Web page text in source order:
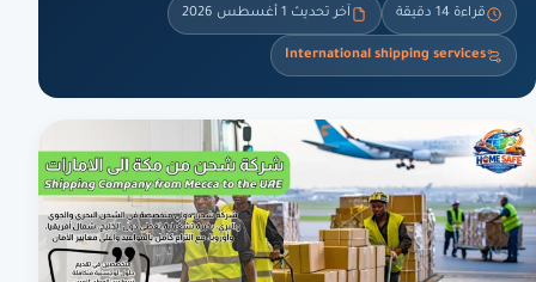
قراءة 14 دقيقة آخر تحديث 1 أغسطس 2026
International shipping services